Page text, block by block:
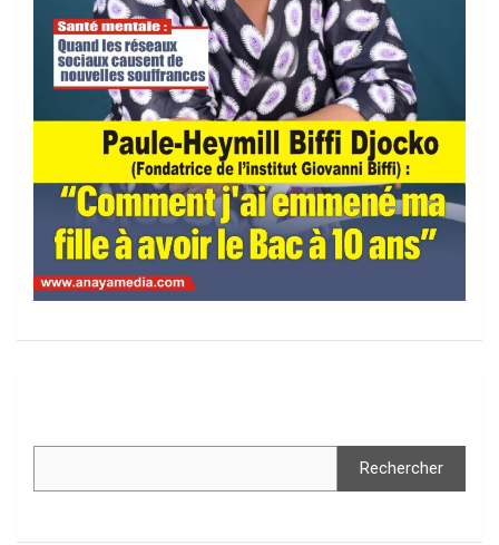
Rechercher